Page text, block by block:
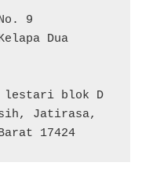
9
Dua
lestari blok D
Jatirasa,
17424